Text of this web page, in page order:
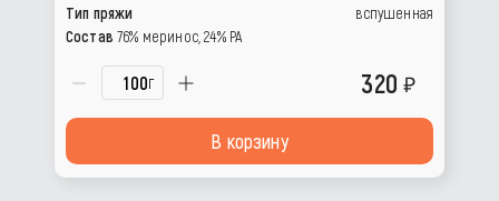
Тип пряжи
вспушенная
Состав 76% меринос, 24% РА
г 320
В корзину